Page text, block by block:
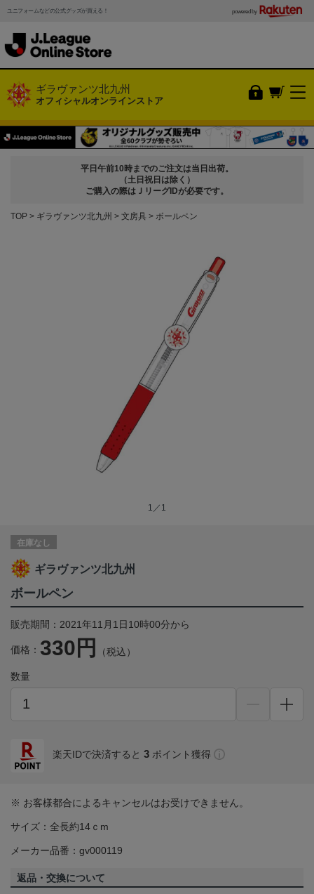
ユニフォームなどの公式グッズが買える！ powered by
ギラヴァンツ北九州
オフィシャルオンラインストア
平日午前10時までのご注文は当日出荷。
（土日祝日は除く）
ご購入の際はＪリーグIDが必要です。
TOP ギラヴァンツ北九州 文房具 ボールペン
1／1
在庫なし
ギラヴァンツ北九州
ボールペン
販売期間：2021年11月1日10時00分から
価格： 330円 （税込）
数量
楽天IDで決済すると 3 ポイント獲得
※ お客様都合によるキャンセルはお受けできません。
サイズ：全長約14ｃm
メーカー品番：gv000119
返品・交換について